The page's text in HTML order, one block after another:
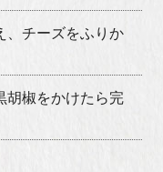
、チーズをふりか
胡椒をかけたら完